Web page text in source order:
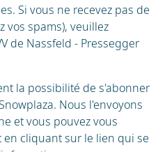
Si vous ne recevez pas de
vos spams), veuillez
de Nassfeld - Pressegger
la possibilité de s'abonner
Nous l'envoyons
et vous pouvez vous
cliquant sur le lien qui se